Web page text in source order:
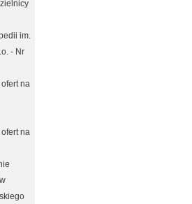
im.
- Nr
na
na